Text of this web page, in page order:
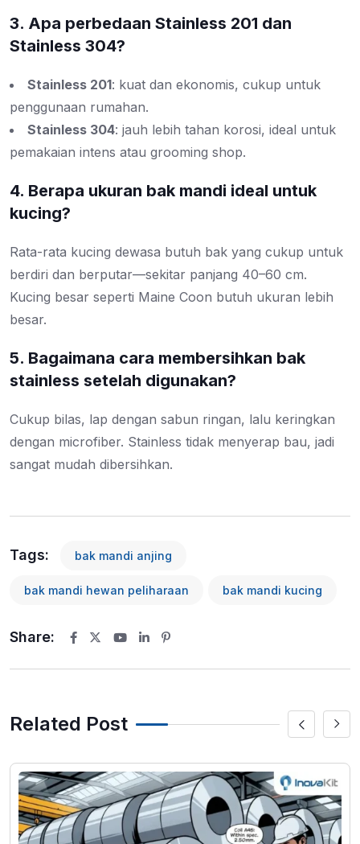
3. Apa perbedaan Stainless 201 dan
Stainless 304?
Stainless 201: kuat dan ekonomis, cukup untuk
penggunaan rumahan.
Stainless 304: jauh lebih tahan korosi, ideal untuk
pemakaian intens atau grooming shop.
4. Berapa ukuran bak mandi ideal untuk
kucing?
Rata-rata kucing dewasa butuh bak yang cukup untuk
berdiri dan berputar—sekitar panjang 40–60 cm.
Kucing besar seperti Maine Coon butuh ukuran lebih
besar.
5. Bagaimana cara membersihkan bak
stainless setelah digunakan?
Cukup bilas, lap dengan sabun ringan, lalu keringkan
dengan microfiber. Stainless tidak menyerap bau, jadi
sangat mudah dibersihkan.
Tags: bak mandi anjing
bak mandi hewan peliharaan bak mandi kucing
Share:
Youtube
LinkedIn
Related Post